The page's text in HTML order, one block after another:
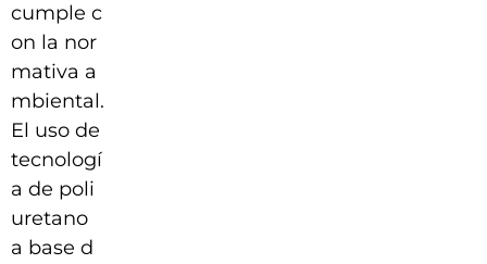
cumple c
on la nor
mativa a
mbiental.
El uso de
tecnologí
a de poli
uretano
a base d